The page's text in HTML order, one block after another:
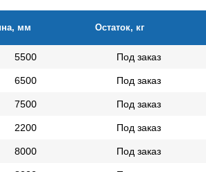
мм Остаток, кг
5500 Под заказ
6500 Под заказ
7500 Под заказ
2200 Под заказ
8000 Под заказ